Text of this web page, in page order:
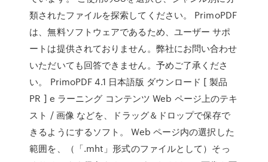
類されたファイルを探索してください。 PrimoPDF
は、無料ソフトウェアであるため、ユーザー サポ
ートは提供されておりません。弊社にお問い合わせ
いただいても回答できません。予めご了承くださ
い。 PrimoPDF 4.1 日本語版 ダウンロード [ 製品
PR ] e ラーニング コンテンツ Web ページ上のテキ
スト / 画像 などを、ドラッグ＆ドロップで保存で
きるようにするソフト。 Web ページ内の選択した
範囲を、（「.mht」形式のファイルとして）そっ